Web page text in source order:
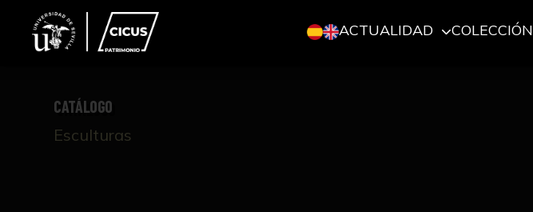
ACTUALIDAD COLECCIÓN
CATÁLOGO
Esculturas